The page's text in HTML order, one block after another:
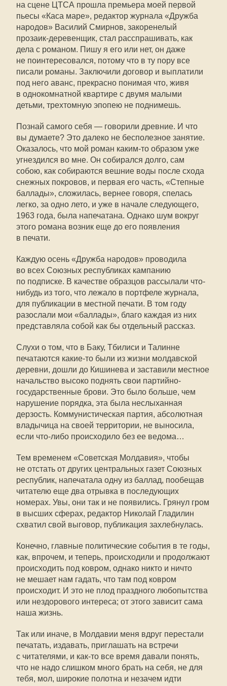
на сцене ЦТСА прошла премьера моей первой
пьесы «Каса маре», редактор журнала «Дружба
народов» Василий Смирнов, закоренелый
прозаик-деревенщик, стал расспрашивать, как
дела с романом. Пишу я его или нет, он даже
не поинтересовался, потому что в ту пору все
писали романы. Заключили договор и выплатили
под него аванс, прекрасно понимая что, живя
в однокомнатной квартире с двумя малыми
детьми, трехтомную эпопею не поднимешь.
Познай самого себя — говорили древние. И что
вы думаете? Это далеко не бесполезное занятие.
Оказалось, что мой роман каким-то образом уже
угнездился во мне. Он собирался долго, сам
собою, как собираются вешние воды после схода
снежных покровов, и первая его часть, «Степные
баллады», сложилась, вернее говоря, спелась
легко, за одно лето, и уже в начале следующего,
1963 года, была напечатана. Однако шум вокруг
этого романа возник еще до его появления
в печати.
Каждую осень «Дружба народов» проводила
во всех Союзных республиках кампанию
по подписке. В качестве образцов рассылали что-
нибудь из того, что лежало в портфеле журнала,
для публикации в местной печати. В том году
разослали мои «баллады», благо каждая из них
представляла собой как бы отдельный рассказ.
Слухи о том, что в Баку, Тбилиси и Талинне
печатаются какие-то были из жизни молдавской
деревни, дошли до Кишинева и заставили местное
начальство высоко поднять свои партийно-
государственные брови. Это было больше, чем
нарушение порядка, эта была неслыханная
дерзость. Коммунистическая партия, абсолютная
владычица на своей территории, не выносила,
если что-либо происходило без ее ведома…
Тем временем «Советская Молдавия», чтобы
не отстать от других центральных газет Союзных
республик, напечатала одну из баллад, пообещав
читателю еще два отрывка в последующих
номерах. Увы, они так и не появились. Грянул гром
в высших сферах, редактор Николай Гладилин
схватил свой выговор, публикация захлебнулась.
Конечно, главные политические события в те годы,
как, впрочем, и теперь, происходили и продолжают
происходить под ковром, однако никто и ничто
не мешает нам гадать, что там под ковром
происходит. И это не плод праздного любопытства
или нездорового интереса; от этого зависит сама
наша жизнь.
Так или иначе, в Молдавии меня вдруг перестали
печатать, издавать, приглашать на встречи
с читателями, и как-то все время давали понять,
что не надо слишком много брать на себя, не для
тебя, мол, широкие полотна и незачем идти